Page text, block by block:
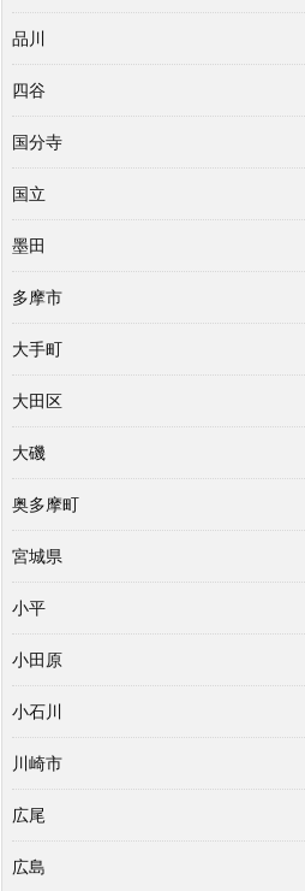
品川
四谷
国分寺
国立
墨田
多摩市
大手町
大田区
大磯
奥多摩町
宮城県
小平
小田原
小石川
川崎市
広尾
広島